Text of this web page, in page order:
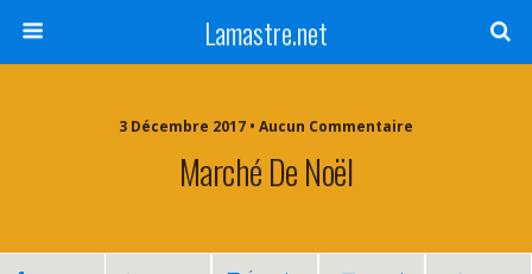
Lamastre.net
3 Décembre 2017 • Aucun Commentaire
Marché De Noël